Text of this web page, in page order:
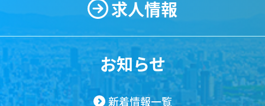
施工事例
求人情報